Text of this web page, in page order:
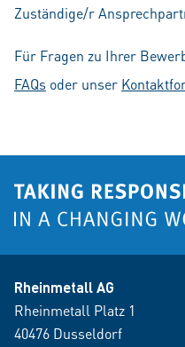
Zuständige/r
Für Fragen zu Ihrer
FAQs oder unser
Rheinmetall AG
Rheinmetall Platz 1
40476 Dusseldorf